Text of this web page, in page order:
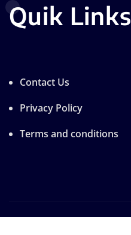
Quik Links
Contact Us
Privacy Policy
Terms and conditions